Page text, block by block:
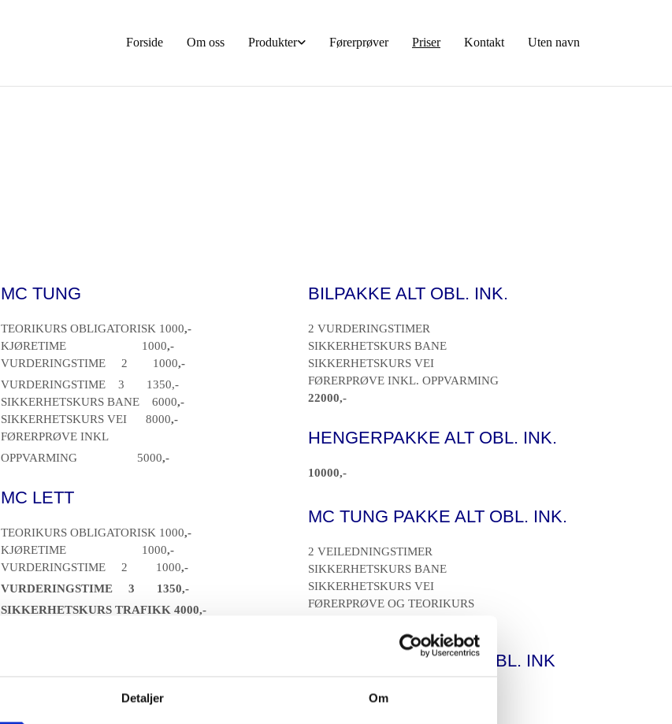
Detaljer Om
Forside Om oss Produkter Førerprøver Priser Kontakt Uten navn
MC TUNG
TEORIKURS OBLIGATORISK 1000,-
KJØRETIME 1000,-
VURDERINGSTIME 2 1000,-
VURDERINGSTIME 3 1350,-
SIKKERHETSKURS BANE 6000,-
SIKKERHETSKURS VEI 8000,-
FØRERPRØVE INKL
OPPVARMING 5000,-
MC LETT
TEORIKURS OBLIGATORISK 1000,-
KJØRETIME 1000,-
VURDERINGSTIME 2 1000,-
VURDERINGSTIME 3 1350,-
SIKKERHETSKURS TRAFIKK 4000,-
BILPAKKE ALT OBL. INK.
2 VURDERINGSTIMER
SIKKERHETSKURS BANE
SIKKERHETSKURS VEI
FØRERPRØVE INKL. OPPVARMING
22000,-
HENGERPAKKE ALT OBL. INK.
10000,-
MC TUNG PAKKE ALT OBL. INK.
2 VEILEDNINGSTIMER
SIKKERHETSKURS BANE
SIKKERHETSKURS VEI
FØRERPRØVE OG TEORIKURS
MC LETT PAKKE ALT OBL. INK
TEORIKURS